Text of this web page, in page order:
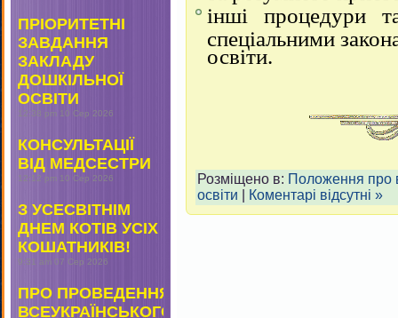
ПРІОРИТЕТНІ
ЗАВДАННЯ
ЗАКЛАДУ
ДОШКІЛЬНОЇ
ОСВІТИ
12:38 pm 10 Сер 2026
КОНСУЛЬТАЦІЇ
ВІД МЕДСЕСТРИ
12:12 pm 10 Сер 2026
З УСЕСВІТНІМ
ДНЕМ КОТІВ УСІХ
КОШАТНИКІВ!
9:31 am 07 Сер 2026
ПРО ПРОВЕДЕННЯ
ВСЕУКРАЇНСЬКОГО
інші процедури
спеціальними
освіти.
Розміщено в: Положення про
освіти
Коментарі відсутні »